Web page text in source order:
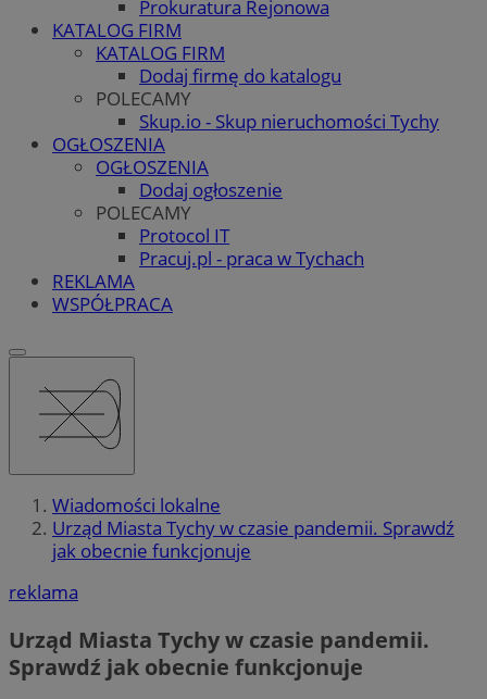
Prokuratura Rejonowa
KATALOG FIRM
KATALOG FIRM
Dodaj firmę do katalogu
POLECAMY
Skup.io - Skup nieruchomości Tychy
OGŁOSZENIA
OGŁOSZENIA
Dodaj ogłoszenie
POLECAMY
Protocol IT
Pracuj.pl - praca w Tychach
REKLAMA
WSPÓŁPRACA
Wiadomości lokalne
Urząd Miasta Tychy w czasie pandemii. Sprawdź
jak obecnie funkcjonuje
reklama
Urząd Miasta Tychy w czasie pandemii.
Sprawdź jak obecnie funkcjonuje